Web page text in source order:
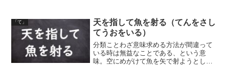
話より、天下は一蝸のようなものだ、と
いう荘子に見える言葉...
「て」
天を指して魚を射る（てんをさし
てうおをいる）
分類ことわざ意味求める方法が間違って
いる時は無益なことである、という意
味。空にめがけて魚を矢で射ようとして